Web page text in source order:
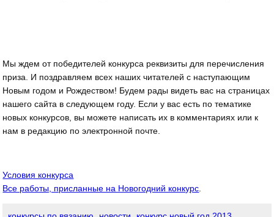
Мы ждем от победителей конкурса реквизиты для перечисления
приза. И поздравляем всех наших читателей с наступающим
Новым годом и Рождеством! Будем рады видеть вас на страницах
нашего сайта в следующем году. Если у вас есть по тематике
новых конкурсов, вы можете написать их в комментариях или к
нам в редакцию по электронной почте.
Условия конкурса
Все работы, присланные на Новогодний конкурс